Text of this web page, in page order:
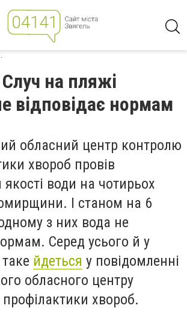
на пляжі
відповідає нормам
обласний центр контролю
хвороб провів
води на чотирьох
І станом на 6
з них вода не
Серед усього й у
йдеться у повідомленні
обласного центру
хвороб.